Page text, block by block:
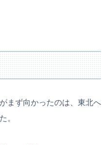
まず向かったのは、東北へ
。